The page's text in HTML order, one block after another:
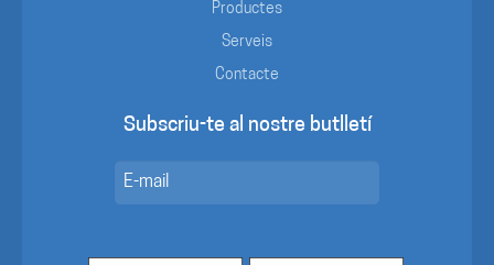
Productes
Serveis
Contacte
Subscriu-te al nostre butlletí